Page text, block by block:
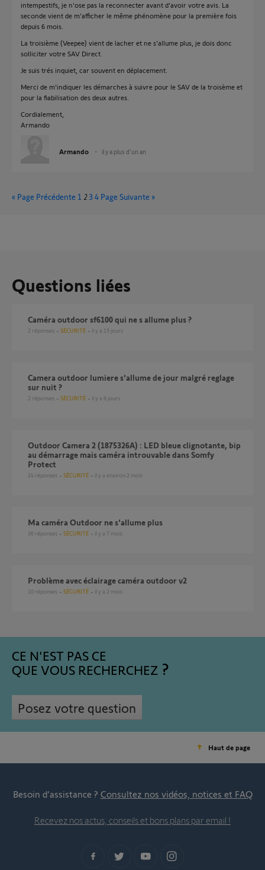
intempestifs, je n'ose pas la reconnecter avant d'avoir votre avis. La
seconde vient de m'afficher le même phénomène pour la première fois
depuis 6 mois.
La troisième (Veepee) vient de lacher et ne s'allume plus, je dois donc
solliciter votre SAV Direct.
Je suis trés inquiet, car souvent en déplacement.
Merci de m'indiquer les démarches à suivre pour le SAV de la troisème et
pour la fiabilisation des deux autres.
Cordialement,
Armando
Armando il y a plus d'un an
« Page Précédente 1 2 3 4 Page Suivante »
Questions liées
Caméra outdoor sf6100 qui ne s allume plus ?
2 réponses SÉCURITÉ il y a 19 jours
Camera outdoor lumiere s'allume de jour malgré reglage
sur nuit ?
2 réponses SÉCURITÉ il y a 6 jours
Outdoor Camera 2 (1875326A) : LED bleue clignotante, bip
au démarrage mais caméra introuvable dans Somfy
Protect
24 réponses SÉCURITÉ il y a environ 2 mois
Ma caméra Outdoor ne s'allume plus
36 réponses SÉCURITÉ il y a 7 mois
Problème avec éclairage caméra outdoor v2
10 réponses SÉCURITÉ il y a 2 mois
CE N'EST PAS CE
QUE VOUS RECHERCHEZ
Posez votre question
Haut de page
Besoin d’assistance ? Consultez nos vidéos, notices et FAQ
Recevez nos actus, conseils et bons plans par email !